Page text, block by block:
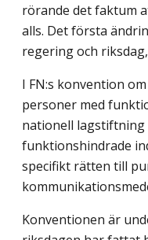
rörande det faktum
alls. Det första
regering och
I FN:s konvention
personer med
nationell lagstiftning
funktionshindrade
specifikt rätten till
Konventionen är